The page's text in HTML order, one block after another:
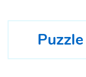
Puzzle